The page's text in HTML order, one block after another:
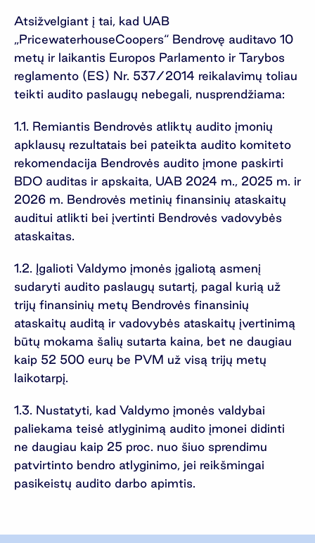
Atsižvelgiant į tai, kad UAB
„PricewaterhouseCoopers“ Bendrovę auditavo 10
metų ir laikantis Europos Parlamento ir Tarybos
reglamento (ES) Nr. 537/2014 reikalavimų toliau
teikti audito paslaugų nebegali, nusprendžiama:
1.1. Remiantis Bendrovės atliktų audito įmonių
apklausų rezultatais bei pateikta audito komiteto
rekomendacija Bendrovės audito įmone paskirti
BDO auditas ir apskaita, UAB 2024 m., 2025 m. ir
2026 m. Bendrovės metinių finansinių ataskaitų
auditui atlikti bei įvertinti Bendrovės vadovybės
ataskaitas.
1.2. Įgalioti Valdymo įmonės įgaliotą asmenį
sudaryti audito paslaugų sutartį, pagal kurią už
trijų finansinių metų Bendrovės finansinių
ataskaitų auditą ir vadovybės ataskaitų įvertinimą
būtų mokama šalių sutarta kaina, bet ne daugiau
kaip 52 500 eurų be PVM už visą trijų metų
laikotarpį.
1.3. Nustatyti, kad Valdymo įmonės valdybai
paliekama teisė atlyginimą audito įmonei didinti
ne daugiau kaip 25 proc. nuo šiuo sprendimu
patvirtinto bendro atlyginimo, jei reikšmingai
pasikeistų audito darbo apimtis.